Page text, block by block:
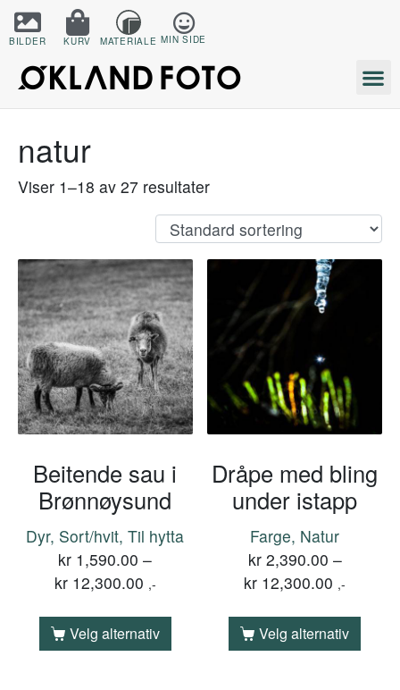
BILDER KURV MATERIALE MIN SIDE
natur
Viser 1–18 av 27 resultater
Beitende sau i
Brønnøysund
Dyr, Sort/hvit, Til hytta
kr 1,590.00 –
kr12,300.00 ,-
Velg alternativ
Dråpe med bling
under istapp
Farge, Natur
kr2,390.00 –
kr 12,300.00 ,-
Velg alternativ